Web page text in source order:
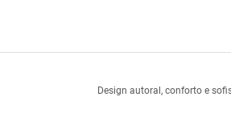
Design autoral, conforto e